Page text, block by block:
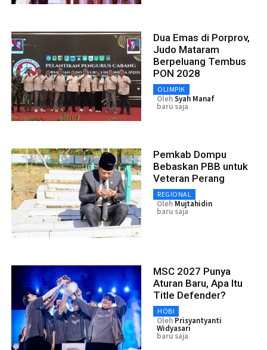
Dua Emas di Porprov,
Judo Mataram
Berpeluang Tembus
PON 2028
OLIMPIK
OlehSyah Manaf
baru saja
Pemkab Dompu
Bebaskan PBB untuk
Veteran Perang
REGIONAL
Oleh Mujtahidin
baru saja
MSC 2027 Punya
Aturan Baru, Apa Itu
Title Defender?
HOBI
Oleh Prisyantyanti
Widyasari
baru saja